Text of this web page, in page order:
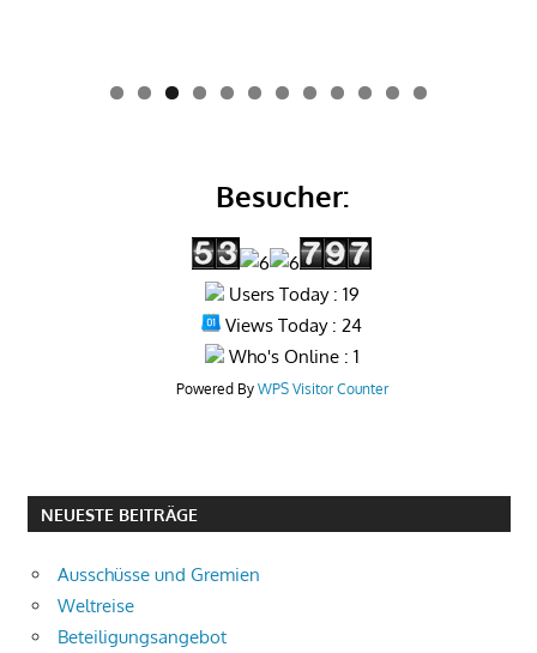
0 1 2
Besucher:
Users Today : 19
Views Today : 24
Who's Online : 1
Powered By WPS Visitor Counter
NEUESTE BEITRÄGE
Ausschüsse und Gremien
Weltreise
Beteiligungsangebot